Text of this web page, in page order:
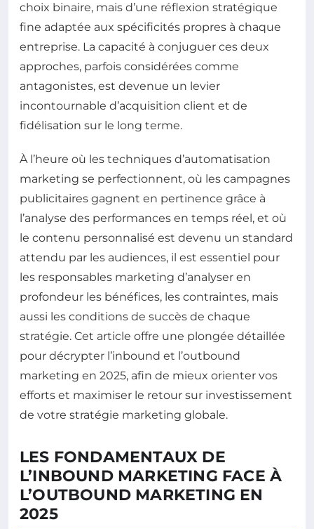
choix binaire, mais d’une réflexion stratégique
fine adaptée aux spécificités propres à chaque
entreprise. La capacité à conjuguer ces deux
approches, parfois considérées comme
antagonistes, est devenue un levier
incontournable d’acquisition client et de
fidélisation sur le long terme.
À l’heure où les techniques d’automatisation
marketing se perfectionnent, où les campagnes
publicitaires gagnent en pertinence grâce à
l’analyse des performances en temps réel, et où
le contenu personnalisé est devenu un standard
attendu par les audiences, il est essentiel pour
les responsables marketing d’analyser en
profondeur les bénéfices, les contraintes, mais
aussi les conditions de succès de chaque
stratégie. Cet article offre une plongée détaillée
pour décrypter l’inbound et l’outbound
marketing en 2025, afin de mieux orienter vos
efforts et maximiser le retour sur investissement
de votre stratégie marketing globale.
LES FONDAMENTAUX DE
L’INBOUND MARKETING FACE À
L’OUTBOUND MARKETING EN
2025